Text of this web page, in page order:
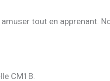
tout en apprenant.
CM1B.